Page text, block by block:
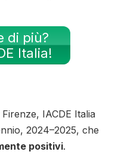
di più?
Italia!
IACDE Italia
2024–2025, che
positivi.